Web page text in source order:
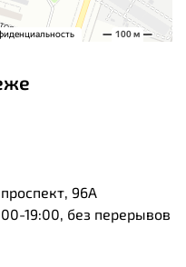
96А
19:00, без перерывов